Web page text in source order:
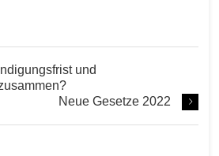
und
Neue Gesetze 2022